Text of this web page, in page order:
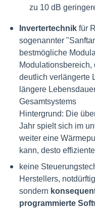
zu 10 dB
Invertertechnikfür
sogenannter
bestmögliche
deutlich verlängerte
längere
Gesamtsystems
Hintergrund: Die
Jahr spielt sich im
weiter eine
kann, desto
keine
Herstellers,
sondern
programmierte